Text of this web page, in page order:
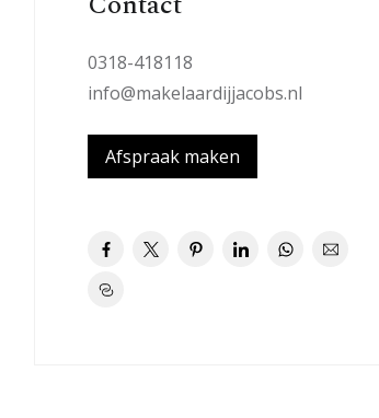
0318-418118
info@makelaardijjacobs.nl
Afspraak maken